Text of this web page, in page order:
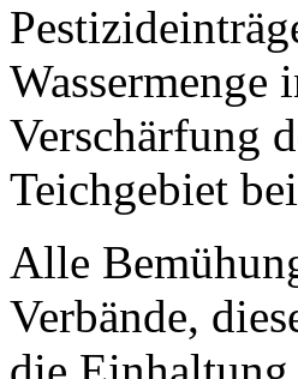
Wassermenge
Verschärfung
Teichgebiet
Alle
Verbände,